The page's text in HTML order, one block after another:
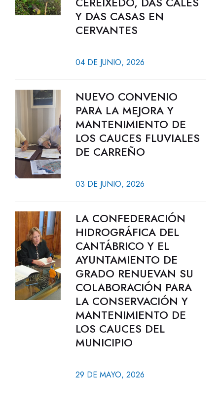
Y DAS CASAS EN
CERVANTES
04 DE JUNIO, 2026
NUEVO CONVENIO
PARA LA MEJORA Y
MANTENIMIENTO DE
LOS CAUCES FLUVIALES
DE CARREÑO
03 DE JUNIO, 2026
LA CONFEDERACIÓN
HIDROGRÁFICA DEL
CANTÁBRICO Y EL
AYUNTAMIENTO DE
GRADO RENUEVAN SU
COLABORACIÓN PARA
LA CONSERVACIÓN Y
MANTENIMIENTO DE
LOS CAUCES DEL
MUNICIPIO
29 DE MAYO, 2026